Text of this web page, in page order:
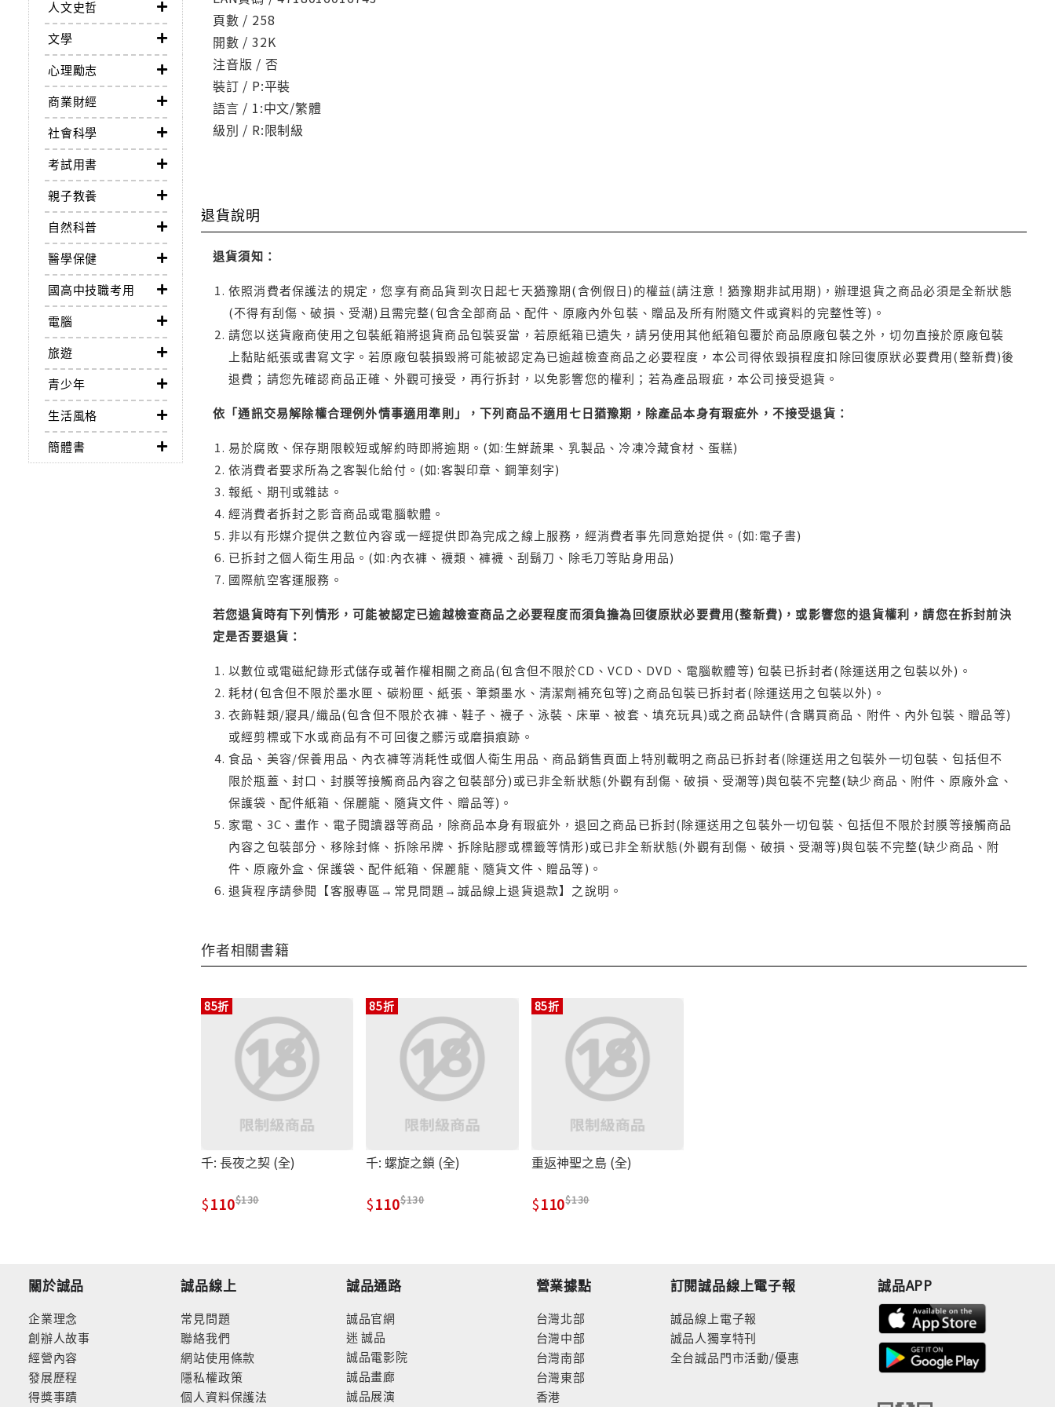
人文史哲
文學
心理勵志
商業財經
社會科學
考試用書
親子教養
自然科普
醫學保健
國高中技職考用
電腦
旅遊
青少年
生活風格
簡體書
頁數 / 258
開數 / 32K
注音版 / 否
裝訂 / P:平裝
語言 / 1:中文/繁體
級別 / R:限制級
退貨說明
退貨須知：
依照消費者保護法的規定，您享有商品貨到次日起七天猶豫期(含例假日)的權益(請注意！猶豫期非試用期)，辦理退貨之商品必須是全新狀態
(不得有刮傷、破損、受潮)且需完整(包含全部商品、配件、原廠內外包裝、贈品及所有附隨文件或資料的完整性等)。
請您以送貨廠商使用之包裝紙箱將退貨商品包裝妥當，若原紙箱已遺失，請另使用其他紙箱包覆於商品原廠包裝之外，切勿直接於原廠包裝
上黏貼紙張或書寫文字。若原廠包裝損毀將可能被認定為已逾越檢查商品之必要程度，本公司得依毀損程度扣除回復原狀必要費用(整新費)後
退費；請您先確認商品正確、外觀可接受，再行拆封，以免影響您的權利；若為產品瑕疵，本公司接受退貨。
依「通訊交易解除權合理例外情事適用準則」，下列商品不適用七日猶豫期，除產品本身有瑕疵外，不接受退貨：
易於腐敗、保存期限較短或解約時即將逾期。(如:生鮮蔬果、乳製品、冷凍冷藏食材、蛋糕)
依消費者要求所為之客製化給付。(如:客製印章、鋼筆刻字)
報紙、期刊或雜誌。
經消費者拆封之影音商品或電腦軟體。
非以有形媒介提供之數位內容或一經提供即為完成之線上服務，經消費者事先同意始提供。(如:電子書)
已拆封之個人衛生用品。(如:內衣褲、襪類、褲襪、刮鬍刀、除毛刀等貼身用品)
國際航空客運服務。
若您退貨時有下列情形，可能被認定已逾越檢查商品之必要程度而須負擔為回復原狀必要費用(整新費)，或影響您的退貨權利，請您在拆封前決
定是否要退貨：
以數位或電磁紀錄形式儲存或著作權相關之商品(包含但不限於CD、VCD、DVD、電腦軟體等) 包裝已拆封者(除運送用之包裝以外)。
耗材(包含但不限於墨水匣、碳粉匣、紙張、筆類墨水、清潔劑補充包等)之商品包裝已拆封者(除運送用之包裝以外)。
衣飾鞋類/寢具/織品(包含但不限於衣褲、鞋子、襪子、泳裝、床單、被套、填充玩具)或之商品缺件(含購買商品、附件、內外包裝、贈品等)
或經剪標或下水或商品有不可回復之髒污或磨損痕跡。
食品、美容/保養用品、內衣褲等消耗性或個人衛生用品、商品銷售頁面上特別載明之商品已拆封者(除運送用之包裝外一切包裝、包括但不
限於瓶蓋、封口、封膜等接觸商品內容之包裝部分)或已非全新狀態(外觀有刮傷、破損、受潮等)與包裝不完整(缺少商品、附件、原廠外盒、
保護袋、配件紙箱、保麗龍、隨貨文件、贈品等)。
家電、3C、畫作、電子閱讀器等商品，除商品本身有瑕疵外，退回之商品已拆封(除運送用之包裝外一切包裝、包括但不限於封膜等接觸商品
內容之包裝部分、移除封條、拆除吊牌、拆除貼膠或標籤等情形)或已非全新狀態(外觀有刮傷、破損、受潮等)與包裝不完整(缺少商品、附
件、原廠外盒、保護袋、配件紙箱、保麗龍、隨貨文件、贈品等)。
退貨程序請參閱【客服專區→常見問題→誠品線上退貨退款】之說明。
作者相關書籍
85折
千: 長夜之契 (全)
110 130
85折
千: 螺旋之鎖 (全)
110 130
85折
重返神聖之島 (全)
110 130
關於誠品
企業理念
創辦人故事
經營內容
發展歷程
得獎事蹟
誠品線上
常見問題
聯絡我們
網站使用條款
隱私權政策
個人資料保護法
誠品通路
誠品官網
迷 誠品
誠品電影院
誠品畫廊
誠品展演
營業據點
台灣北部
台灣中部
台灣南部
台灣東部
香港
訂閱誠品線上電子報
誠品線上電子報
誠品人獨享特刊
全台誠品門市活動/優惠
誠品APP